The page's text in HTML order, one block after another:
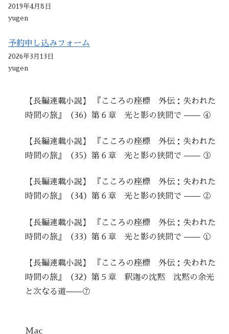
2019年4月8日
yugen
予約申し込みフォーム
2026年3月13日
yugen
【長編連載小説】 『こころの座標 外伝：失われた
時間の旅』（36）第６章 光と影の狭間で —— ④
【長編連載小説】 『こころの座標 外伝：失われた
時間の旅』（35）第６章 光と影の狭間で —— ③
【長編連載小説】 『こころの座標 外伝：失われた
時間の旅』（34）第６章 光と影の狭間で —— ②
【長編連載小説】 『こころの座標 外伝：失われた
時間の旅』（33）第６章 光と影の狭間で —— ①
【長編連載小説】 『こころの座標 外伝：失われた
時間の旅』（32）第５章 釈迦の沈黙 沈黙の余光
と次なる道——⑦
Mac